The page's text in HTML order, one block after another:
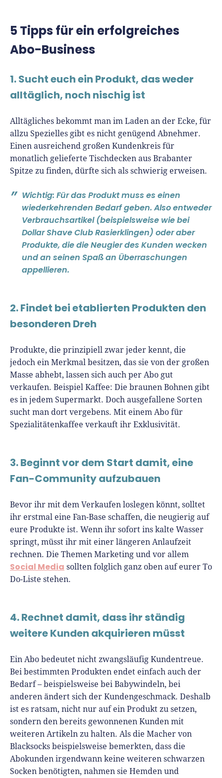
5 Tipps für ein erfolgreiches
Abo-Business
1. Sucht euch ein Produkt, das weder
alltäglich, noch nischig ist
Alltägliches bekommt man im Laden an der Ecke, für
allzu Spezielles gibt es nicht genügend Abnehmer.
Einen ausreichend großen Kundenkreis für
monatlich gelieferte Tischdecken aus Brabanter
Spitze zu finden, dürfte sich als schwierig erweisen.
Wichtig: Für das Produkt muss es einen
wiederkehrenden Bedarf geben. Also entweder
Verbrauchsartikel (beispielsweise wie bei
Dollar Shave Club Rasierklingen) oder aber
Produkte, die die Neugier des Kunden wecken
und an seinen Spaß an Überraschungen
appellieren.
2. Findet bei etablierten Produkten den
besonderen Dreh
Produkte, die prinzipiell zwar jeder kennt, die
jedoch ein Merkmal besitzen, das sie von der großen
Masse abhebt, lassen sich auch per Abo gut
verkaufen. Beispiel Kaffee: Die braunen Bohnen gibt
es in jedem Supermarkt. Doch ausgefallene Sorten
sucht man dort vergebens. Mit einem Abo für
Spezialitätenkaffee verkauft ihr Exklusivität.
3. Beginnt vor dem Start damit, eine
Fan-Community aufzubauen
Bevor ihr mit dem Verkaufen loslegen könnt, solltet
ihr erstmal eine Fan-Base schaffen, die neugierig auf
eure Produkte ist. Wenn ihr sofort ins kalte Wasser
springt, müsst ihr mit einer längeren Anlaufzeit
rechnen. Die Themen Marketing und vor allem
Social Media sollten folglich ganz oben auf eurer To
Do-Liste stehen.
4. Rechnet damit, dass ihr ständig
weitere Kunden akquirieren müsst
Ein Abo bedeutet nicht zwangsläufig Kundentreue.
Bei bestimmten Produkten endet einfach auch der
Bedarf – beispielsweise bei Babywindeln, bei
anderen ändert sich der Kundengeschmack. Deshalb
ist es ratsam, nicht nur auf ein Produkt zu setzen,
sondern den bereits gewonnenen Kunden mit
weiteren Artikeln zu halten. Als die Macher von
Blacksocks beispielsweise bemerkten, dass die
Abokunden irgendwann keine weiteren schwarzen
Socken benötigten, nahmen sie Hemden und